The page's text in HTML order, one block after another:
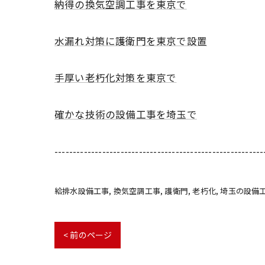
納得の換気空調工事を東京で
水漏れ対策に護衛門を東京で設置
手厚い老朽化対策を東京で
確かな技術の設備工事を埼玉で
給排水設備工事 換気空調工事 護衛門 老朽化 埼玉の設備
< 前のページ